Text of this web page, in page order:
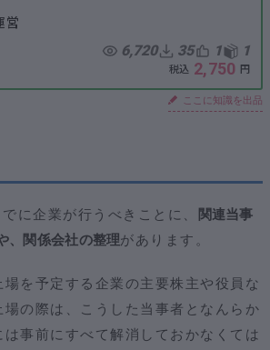
営
6,720 35 1 1
2,750
ここに知識を出品
に企業が行うべきことに、
関連当事
、関係会社の整理があります。
場を予定する企業の主要株主や役員な
場の際は、こうした当事者となんらか
事前にすべて解消しておかなくては